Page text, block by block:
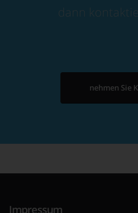
dann
nehmen Sie
Impressum